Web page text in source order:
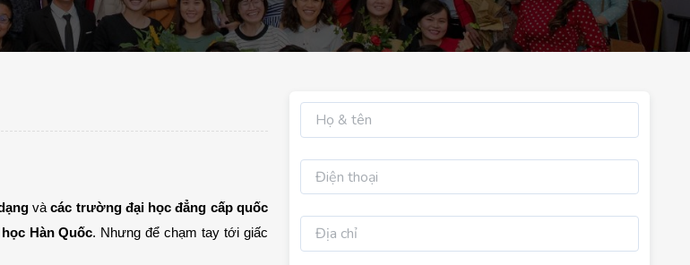
và các trường đại học đẳng cấp quốc
Hàn Quốc. Nhưng để chạm tay tới giấc